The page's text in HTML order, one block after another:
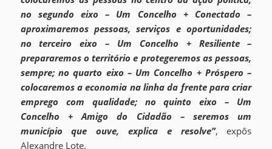
no segundo eixo – Um Concelho + Conectado –
aproximaremos pessoas, serviços e oportunidades;
no terceiro eixo – Um Concelho + Resiliente –
prepararemos o território e protegeremos as pessoas,
sempre; no quarto eixo – Um Concelho + Próspero –
colocaremos a economia na linha da frente para criar
emprego com qualidade; no quinto eixo – Um
Concelho + Amigo do Cidadão – seremos um
município que ouve, explica e resolve”, expôs
Alexandre Lote.